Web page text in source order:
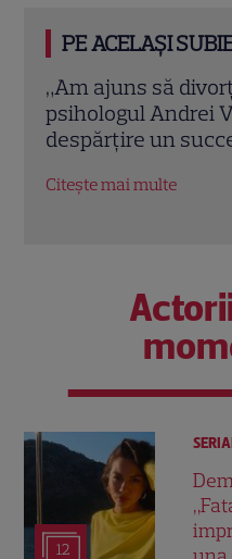
PE ACELAȘI
Eva Pavel nu ia
emisiunii „Apel la
un nou sezon
Citește mai multe
12